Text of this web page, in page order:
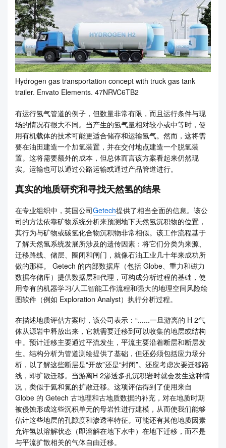
Hydrogen gas transportation concept with truck gas tank
trailer. Envato Elements. 47NRVC6TB2
有运行氢气管道的例子，但数量非常有限，而且运行条件与现
场的情况有很大不同。当产生的氢气量相对较小或中等时，使
用有机载体的技术可能更适合储存和运输氢气。然而，这将需
要在油田建造一个加氢装置，并在交付地点建造一个脱氢装
置。这将需要额外的成本，但总体而言该方案看起来仍然现
实。运输也可以通过公路运输或通过产品管道进行。
真实的地质研究和寻找天然氢的结果
在专业组织中，英国公司Getech提供了相当全面的信息。该公
司的方法依靠矿物系统分析来预测地下天然氢沉积物的位置，
其行为与矿物或碳氢化合物沉积物非常相似。该工作流程基于
了解天然氢系统发展所涉及的遗传因素：将它们分类为来源、
迁移路线、储层、圈闭和闸门，就像石油工业几十年来成功所
做的那样。 Getech 的内部数据库（包括 Globe、重力和磁力
数据存储库）提供数据层和代理，可构成分析过程的基础，使
用专有的机器学习/人工智能工作流程和强大的地理空间风险绘
图软件（例如 Exploration Analyst）执行分析过程。
在描述地质评估方案时，该公司表示：“......一旦游离的 H 2气
体从源岩中释放出来，它就需要迁移到可以收集的地层或结构
中。预计迁移主要通过平流发生，平流主要沿着断层和断层发
生。结构分析为管道测绘提供了基础，但还必须包括应力场分
析，以了解这些断层是“开放”还是“封闭”。还应考虑次要迁移路
线，即扩散迁移。当游离H 2渗透多孔沉积岩时就会发生这种情
况，类似于氦和氮的扩散迁移。这项评估得到了使用来自
Globe 的 Getech 古地理和古地质数据的补充，对在地质时期
被侵蚀形成这些沉积单元的母岩性进行建模，从而使我们能够
估计这些地层的孔隙度和渗透率特征。可能还有其他地质因素
允许氢以溶解状态（即溶解在地下水中）在地下迁移，而不是
与平流扩散相关的气体自由迁移。